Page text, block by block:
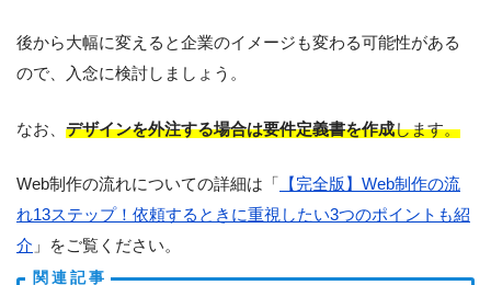
後から大幅に変えると企業のイメージも変わる可能性がある
ので、入念に検討しましょう。
なお、 デザインを外注する場合は要件定義書を作成します。
Web制作の流れについての詳細は「 【完全版】Web制作の流
れ13ステップ！依頼するときに重視したい3つのポイントも紹
介 」をご覧ください。